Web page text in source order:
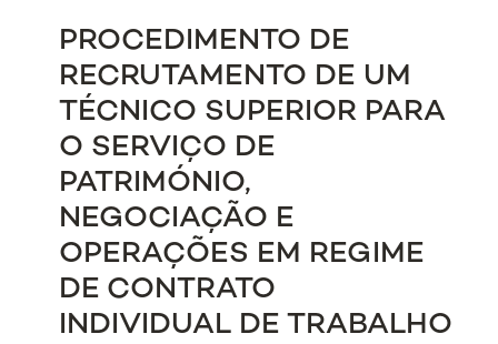
PROCEDIMENTO DE
RECRUTAMENTO DE UM
TÉCNICO SUPERIOR PARA
O SERVIÇO DE
PATRIMÓNIO,
NEGOCIAÇÃO E
OPERAÇÕES EM REGIME
DE CONTRATO
INDIVIDUAL DE TRABALHO